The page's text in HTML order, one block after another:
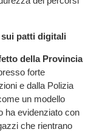
patti digitali
della Provincia
forte
e dalla Polizia
un modello
ha evidenziato con
che rientrano